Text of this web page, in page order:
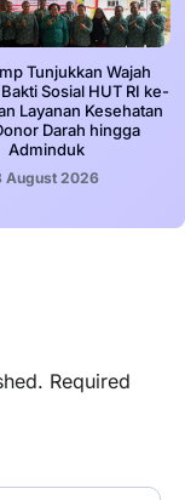
Tunjukkan Wajah
Sosial HUT RI ke-
Layanan Kesehatan
Darah hingga
Adminduk
August 2026
Required